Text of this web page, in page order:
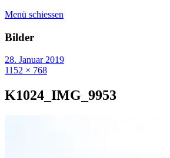
Menü schiessen
Bilder
28. Januar 2019
1152 × 768
K1024_IMG_9953